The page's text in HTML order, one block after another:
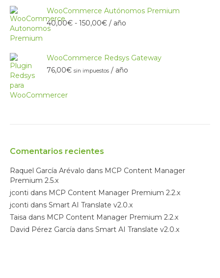
hasta
75,00€
WooCommerce Autónomos Premium
40,00€ - 150,00€Rango
40,00€
hasta
/ año
WooCommerce Redsys Gateway
76,00€ sin impuestos / año
Comentarios recientes
Raquel García Arévalo dans MCP Content Manager
Premium 2.5.x
jconti dans MCP Content Manager Premium 2.2.x
jconti dans Smart AI Translate v2.0.x
Taisa dans MCP Content Manager Premium 2.2.x
David Pérez García dans Smart AI Translate v2.0.x